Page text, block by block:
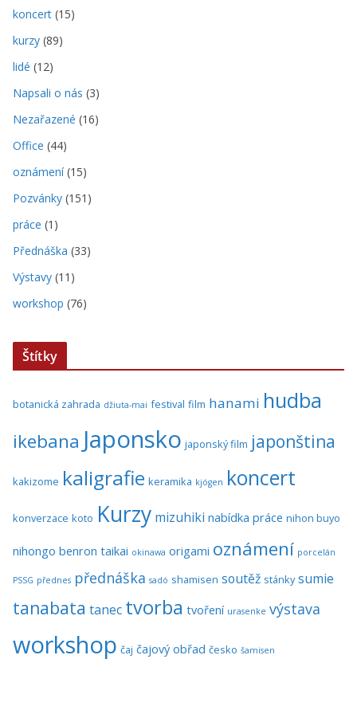
koncert (15)
kurzy (89)
lidé (12)
Napsali o nás (3)
Nezařazené (16)
Office (44)
oznámení(15)
Pozvánky (151)
práce (1)
Přednáška (33)
Výstavy (11)
workshop (76)
Štítky
botanická zahrada džiuta-mai festival film hanami hudba
ikebana Japonsko japonský film japonština
kakizome kaligrafie keramika kjógen koncert
konverzace koto Kurzy mizuhiki nabídka práce nihon buyo
nihongo benron taikai okinawa origami oznámení porcelán
PSSG přednes přednáška sadó shamisen soutěž stánky sumie
tanabata tanec tvorba tvoření urasenke výstava
workshop čaj čajový obřad česko šamisen